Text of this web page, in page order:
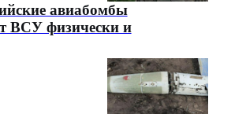
авиабомбы
ВСУ физически и